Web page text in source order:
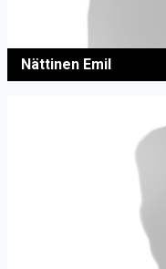
Nättinen Emil